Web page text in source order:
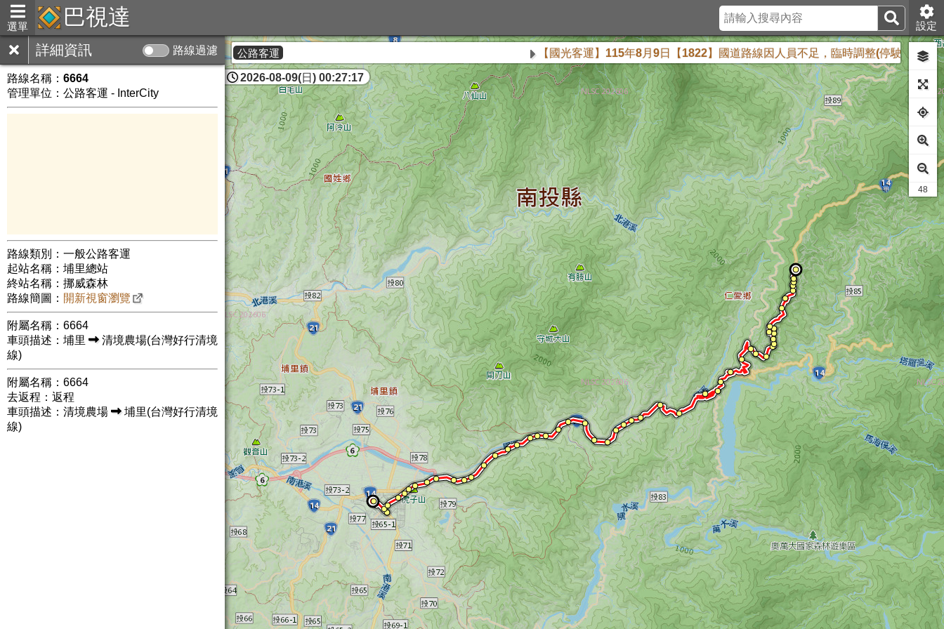
選單 巴視達 設定
詳細資訊 路線過濾
路線名稱： 6664
管理單位：公路客運 - InterCity
路線類別：一般公路客運
起站名稱：埔里總站
終站名稱：挪威森林
路線簡圖： 開新視窗瀏覽
附屬名稱：6664
車頭描述：埔里
清境農場(台灣好行清境
線)
附屬名稱：6664
去返程：返程
車頭描述：清境農場
埔里(台灣好行清境
線)
公路客運 【國光客運】115年8月9日【1822】國道路線因人員不足，臨時調整(停駛)下列班次:
2026-08-09(日) 00:27:18
41